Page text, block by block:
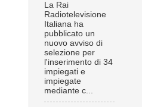
La Rai
Radiotelevisione
Italiana ha
pubblicato un
nuovo avviso di
selezione per
l'inserimento di 34
impiegati e
impiegate
mediante c...